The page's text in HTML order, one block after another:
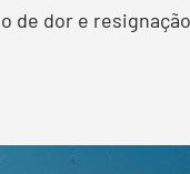
de dor e